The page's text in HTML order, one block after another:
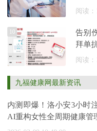
阅读：
告别
拜单
阅读：
10
九福健康网最新资讯
内测即爆！洛小安3小时
AI重构女性全周期健康管